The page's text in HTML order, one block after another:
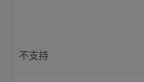
不支持